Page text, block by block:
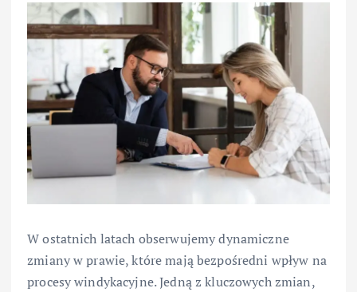
W ostatnich latach obserwujemy dynamiczne
zmiany w prawie, które mają bezpośredni wpływ na
procesy windykacyjne. Jedną z kluczowych zmian,